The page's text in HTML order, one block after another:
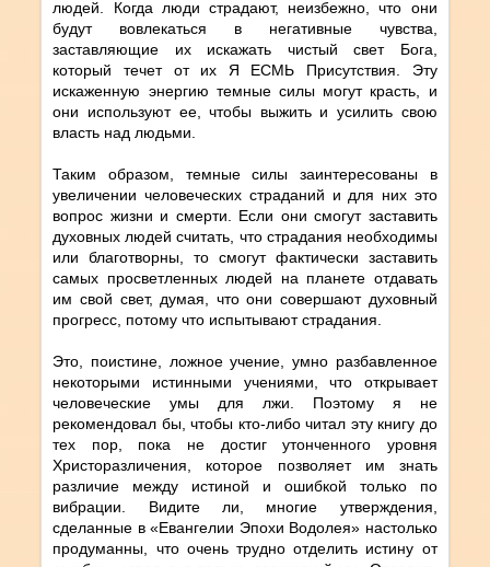
людей. Когда люди страдают, неизбежно, что они
будут вовлекаться в негативные чувства,
заставляющие их искажать чистый свет Бога,
который течет от их Я ЕСМЬ Присутствия. Эту
искаженную энергию темные силы могут красть, и
они используют ее, чтобы выжить и усилить свою
власть над людьми.
Таким образом, темные силы заинтересованы в
увеличении человеческих страданий и для них это
вопрос жизни и смерти. Если они смогут заставить
духовных людей считать, что страдания необходимы
или благотворны, то смогут фактически заставить
самых просветленных людей на планете отдавать
им свой свет, думая, что они совершают духовный
прогресс, потому что испытывают страдания.
Это, поистине, ложное учение, умно разбавленное
некоторыми истинными учениями, что открывает
человеческие умы для лжи. Поэтому я не
рекомендовал бы, чтобы кто-либо читал эту книгу до
тех пор, пока не достиг утонченного уровня
Христоразличения, которое позволяет им знать
различие между истиной и ошибкой только по
вибрации. Видите ли, многие утверждения,
сделанные в «Евангелии Эпохи Водолея» настолько
продуманны, что очень трудно отделить истину от